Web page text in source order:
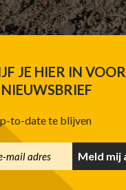
JE HIER IN VOOR
to-date te blijven